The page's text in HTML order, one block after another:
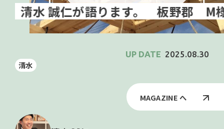
板野郡 M様
清水
2025.08.30
MAGAZINE へ